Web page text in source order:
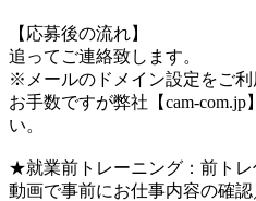
【応募後の流れ】
追ってご連絡致します。
※メールのドメイン設定をご利
お手数ですが弊社【cam-
い。
★就業前トレーニング：前ト
動画で事前にお仕事内容の確